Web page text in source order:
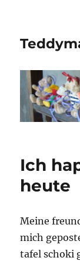
Ich
heute
Meine
mich
tafel schoki